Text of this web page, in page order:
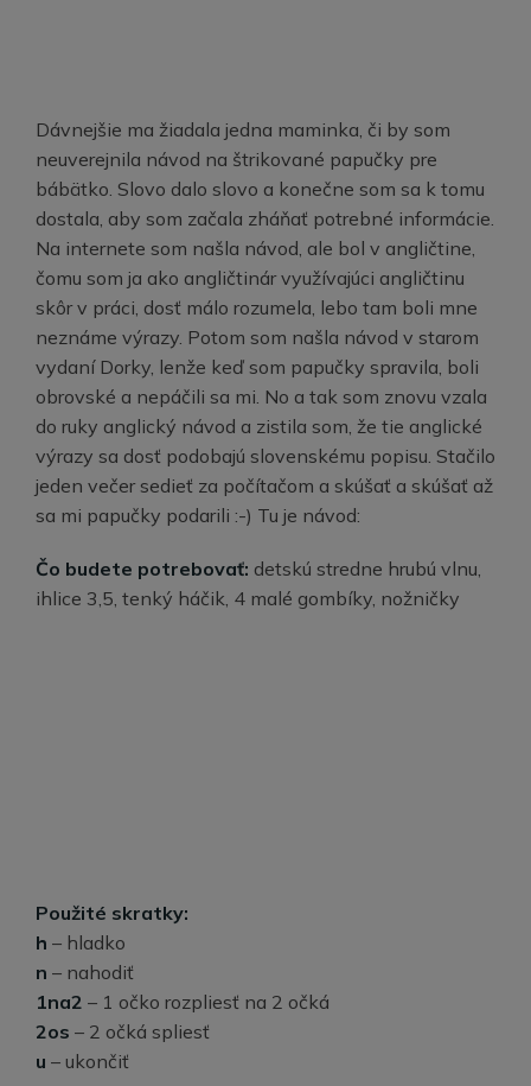
Dávnejšie ma žiadala jedna maminka, či by som
neuverejnila návod na štrikované papučky pre
bábätko. Slovo dalo slovo a konečne som sa k tomu
dostala, aby som začala zháňať potrebné informácie.
Na internete som našla návod, ale bol v angličtine,
čomu som ja ako angličtinár využívajúci angličtinu
skôr v práci, dosť málo rozumela, lebo tam boli mne
neznáme výrazy. Potom som našla návod v starom
vydaní Dorky, lenže keď som papučky spravila, boli
obrovské a nepáčili sa mi. No a tak som znovu vzala
do ruky anglický návod a zistila som, že tie anglické
výrazy sa dosť podobajú slovenskému popisu. Stačilo
jeden večer sedieť za počítačom a skúšať a skúšať až
sa mi papučky podarili :-) Tu je návod:
Čo budete potrebovať: detskú stredne hrubú vlnu,
ihlice 3,5, tenký háčik, 4 malé gombíky, nožničky
Použité skratky:
h – hladko
n – nahodiť
1na2 – 1 očko rozpliesť na 2 očká
2os – 2 očká spliesť
u – ukončiť